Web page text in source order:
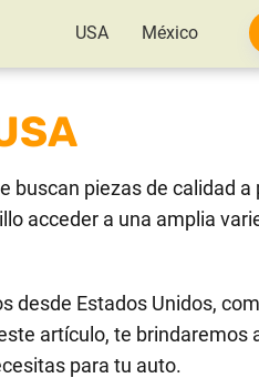
USA México
buscan piezas de calidad a
acceder a una amplia
desde Estados Unidos,
artículo, te brindaremos
para tu auto.